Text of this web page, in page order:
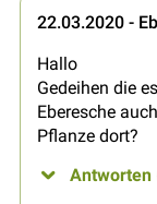
22.03.2020 -
Hallo
Gedeihen die
Eberesche
Pflanze dort?
Antworten